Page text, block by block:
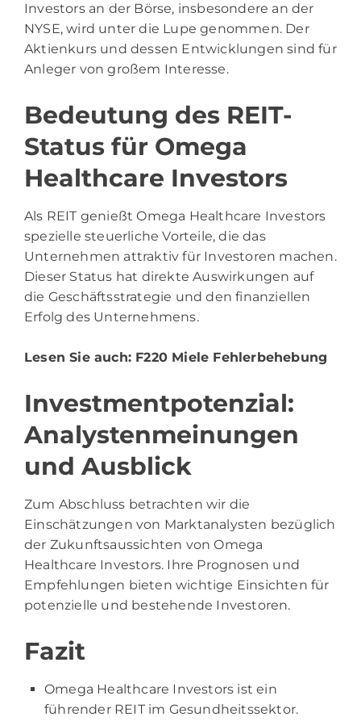
Investors an der Börse, insbesondere an der
NYSE, wird unter die Lupe genommen. Der
Aktienkurs und dessen Entwicklungen sind für
Anleger von großem Interesse.
Bedeutung des REIT-
Status für Omega
Healthcare Investors
Als REIT genießt Omega Healthcare Investors
spezielle steuerliche Vorteile, die das
Unternehmen attraktiv für Investoren machen.
Dieser Status hat direkte Auswirkungen auf
die Geschäftsstrategie und den finanziellen
Erfolg des Unternehmens.
Lesen Sie auch: F220 Miele Fehlerbehebung
Investmentpotenzial:
Analystenmeinungen
und Ausblick
Zum Abschluss betrachten wir die
Einschätzungen von Marktanalysten bezüglich
der Zukunftsaussichten von Omega
Healthcare Investors. Ihre Prognosen und
Empfehlungen bieten wichtige Einsichten für
potenzielle und bestehende Investoren.
Fazit
Omega Healthcare Investors ist ein
führender REIT im Gesundheitssektor.